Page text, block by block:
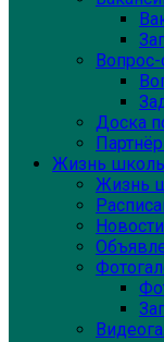
Вопрос-
Доска
Жизнь
Жизнь
Новости